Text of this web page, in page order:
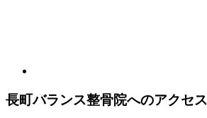
長町バランス整骨院へのアクセス